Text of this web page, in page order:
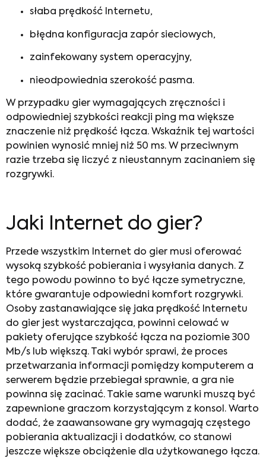
słaba prędkość Internetu,
błędna konfiguracja zapór sieciowych,
zainfekowany system operacyjny,
nieodpowiednia szerokość pasma.
W przypadku gier wymagających zręczności i
odpowiedniej szybkości reakcji ping ma większe
znaczenie niż prędkość łącza. Wskaźnik tej wartości
powinien wynosić mniej niż 50 ms. W przeciwnym
razie trzeba się liczyć z nieustannym zacinaniem się
rozgrywki.
Jaki Internet do gier?
Przede wszystkim Internet do gier musi oferować
wysoką szybkość pobierania i wysyłania danych. Z
tego powodu powinno to być łącze symetryczne,
które gwarantuje odpowiedni komfort rozgrywki.
Osoby zastanawiające się jaka prędkość Internetu
do gier jest wystarczająca, powinni celować w
pakiety oferujące szybkość łącza na poziomie 300
Mb/s lub większą. Taki wybór sprawi, że proces
przetwarzania informacji pomiędzy komputerem a
serwerem będzie przebiegał sprawnie, a gra nie
powinna się zacinać. Takie same warunki muszą być
zapewnione graczom korzystającym z konsol. Warto
dodać, że zaawansowane gry wymagają częstego
pobierania aktualizacji i dodatków, co stanowi
jeszcze większe obciążenie dla użytkowanego łącza.